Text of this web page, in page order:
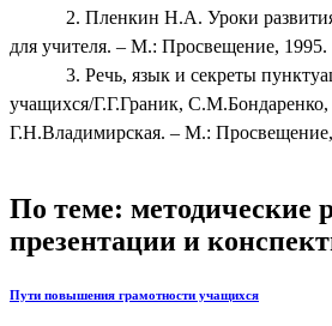
2. Пленкин Н.А. Уроки
для учителя. – М.: Просвещение, 1995.
3. Речь, язык и секреты
учащихся/Г.Г.Граник,
Г.Н.Владимирская. – М.:
По теме: методические
презентации и
Пути повышения грамотности учащихся